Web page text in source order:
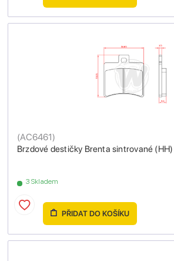
Brzdové destičky Brenta sintrované
(AC6461)
3 Skladem
PŘIDAT DO KOŠÍKU